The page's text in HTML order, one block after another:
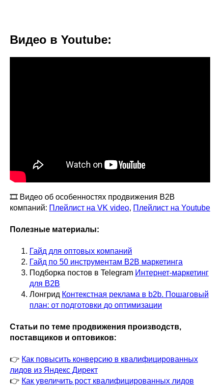
Видео в Youtube:
🎞️ Видео об особенностях продвижения B2B
компаний: Плейлист на VK video, Плейлист на Youtube
Полезные материалы:
Гайд для оптовых компаний
Гайд по 50 инструментам B2B маркетинга
Подборка постов в Telegram Интернет-маркетинг
для B2B
Лонгрид Контекстная реклама в b2b. Пошаговый
план: от подготовки до оптимизации
Статьи по теме продвижения производств,
поставщиков и оптовиков:
👉 Как повысить конверсию в квалифицированных
лидов из Яндекс Директ
👉 Как увеличить рост квалифицированных лидов